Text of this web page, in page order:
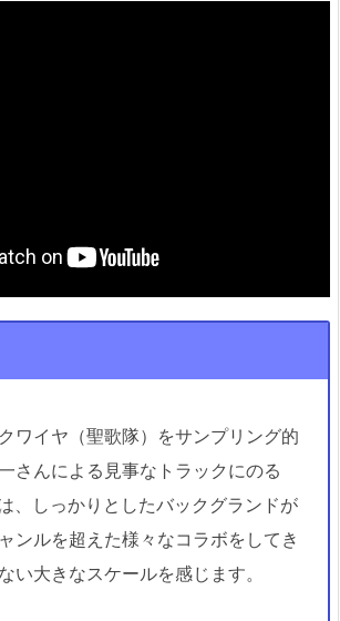
ワイヤ（聖歌隊）をサンプリング的
さんによる見事なトラックにのる
、しっかりとしたバックグランドが
ンルを超えた様々なコラボをしてき
い大きなスケールを感じます。